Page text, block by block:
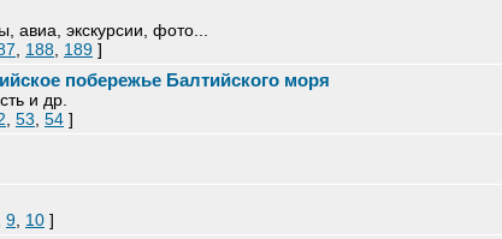
авиа, экскурсии, фото...
188 189 ]
побережье Балтийского моря
и др.
53 54 ]
9 10 ]